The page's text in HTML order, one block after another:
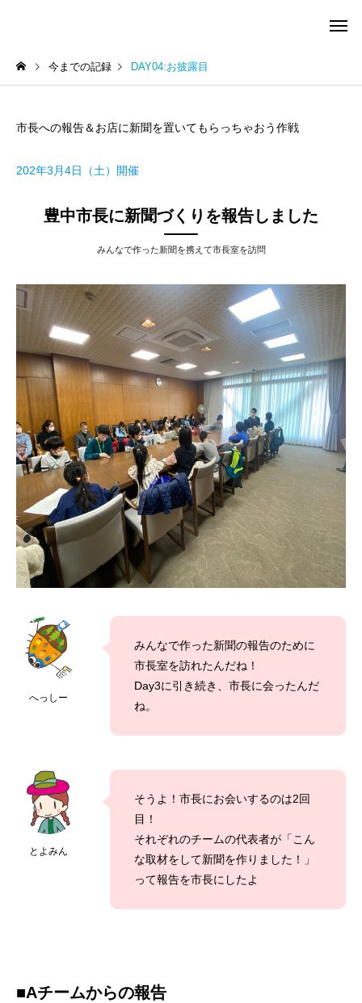
今までの記録 DAY04:お披露目
市長への報告＆お店に新聞を置いてもらっちゃおう作戦
202年3月4日（土）開催
豊中市長に新聞づくりを報告しました
みんなで作った新聞を携えて市長室を訪問
へっしー
みんなで作った新聞の報告のために
市長室を訪れたんだね！
Day3に引き続き、市長に会ったんだ
ね。
とよみん
そうよ！市長にお会いするのは2回
目！
それぞれのチームの代表者が「こん
な取材をして新聞を作りました！」
って報告を市長にしたよ
■Aチームからの報告